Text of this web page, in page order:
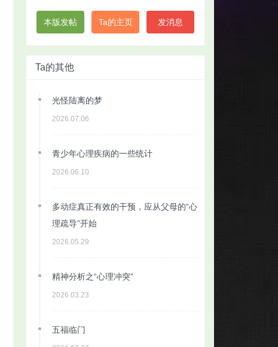
本版发帖 Ta的主页 发消息
Ta的其他
光怪陆离的梦
2026.07.06
青少年心理疾病的一些统计
2026.06.10
多动症真正有效的干预，应从父母的“心
理疏导”开始
2026.05.29
精神分析之“心理冲突”
2026.03.23
五福临门